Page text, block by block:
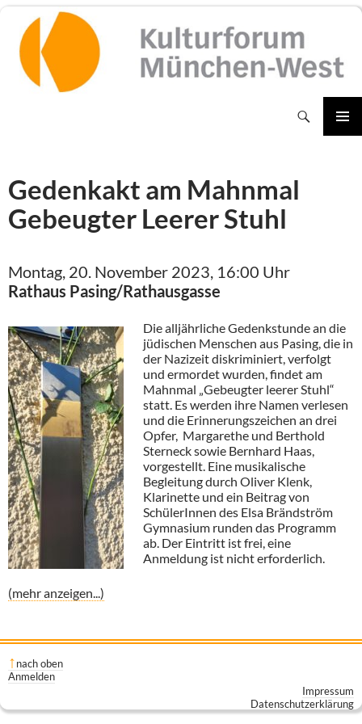
Inhalt
springen
Gedenkakt am Mahnmal
Gebeugter Leerer Stuhl
Montag, 20. November 2023, 16:00 Uhr
Rathaus Pasing/Rathausgasse
Die alljährliche Gedenkstunde an die
jüdischen Menschen aus Pasing, die in
der Nazizeit diskriminiert, verfolgt
und ermordet wurden, findet am
Mahnmal „Gebeugter leerer Stuhl“
statt. Es werden ihre Namen verlesen
und die Erinnerungszeichen an drei
Opfer, Margarethe und Berthold
Sterneck sowie Bernhard Haas,
vorgestellt. Eine musikalische
Begleitung durch Oliver Klenk,
Klarinette und ein Beitrag von
SchülerInnen des Elsa Brändström
Gymnasium runden das Programm
ab. Der Eintritt ist frei, eine
Anmeldung ist nicht erforderlich.
(mehr anzeigen...)
nach oben
Anmelden
Impressum
Datenschutzerklärung